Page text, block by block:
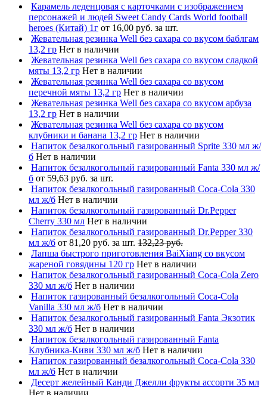
Карамель леденцовая с карточками с изображением
персонажей и людей Sweet Candy Cards World football
heroes (Китай) 1г от 16,00 руб. за шт.
Жевательная резинка Well без сахара со вкусом баблгам
13,2 гр Нет в наличии
Жевательная резинка Well без сахара со вкусом сладкой
мяты 13,2 гр Нет в наличии
Жевательная резинка Well без сахара со вкусом
перечной мяты 13,2 гр Нет в наличии
Жевательная резинка Well без сахара со вкусом арбуза
13,2 гр Нет в наличии
Жевательная резинка Well без сахара со вкусом
клубники и банана 13,2 гр Нет в наличии
Напиток безалкогольный газированный Sprite 330 мл ж/
б Нет в наличии
Напиток безалкогольный газированный Fanta 330 мл ж/
б от 59,63 руб. за шт.
Напиток безалкогольный газированный Coca-Cola 330
мл ж/б Нет в наличии
Напиток безалкогольный газированный Dr.Pepper
Cherry 330 мл Нет в наличии
Напиток безалкогольный газированный Dr.Pepper 330
мл ж/б от 81,20 руб. за шт. 132,23 руб.
Лапша быстрого приготовления BaiXiang со вкусом
жареной говядины 120 гр Нет в наличии
Напиток безалкогольный газированный Coca-Cola Zero
330 мл ж/б Нет в наличии
Напиток газированный безалкогольный Coca-Cola
Vanilla 330 мл ж/б Нет в наличии
Напиток безалкогольный газированный Fanta Экзотик
330 мл ж/б Нет в наличии
Напиток безалкогольный газированный Fanta
Клубника-Киви 330 мл ж/б Нет в наличии
Напиток газированный безалкогольный Coca-Cola 330
мл ж/б Нет в наличии
Десерт желейный Канди Джелли фрукты ассорти 35 мл
Нет в наличии